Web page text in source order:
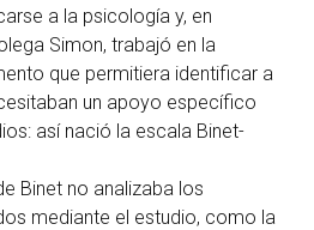
a la psicología y, en
Simon, trabajó en la
que permitiera identificar a
un apoyo específico
así nació la escala Binet-
Binet no analizaba los
mediante el estudio, como la